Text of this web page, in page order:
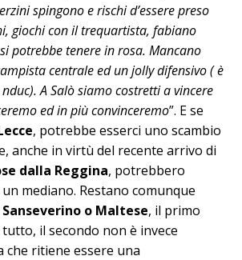
spingono e rischi d’essere preso
giochi con il trequartista, fabiano
potrebbe tenere in rosa. Mancano
centrale ed un jolly difensivo ( è
A Salò siamo costretti a vincere
ed in più convinceremo”. E se
, potrebbe esserci uno scambio
anche in virtù del recente arrivo di
dalla Reggina, potrebbero
mediano. Restano comunque
Sanseverino o Maltese, il primo
il secondo non è invece
che ritiene essere una